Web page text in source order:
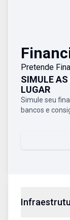
Pretende
SIMULE
LUGAR
Simule seu
bancos e